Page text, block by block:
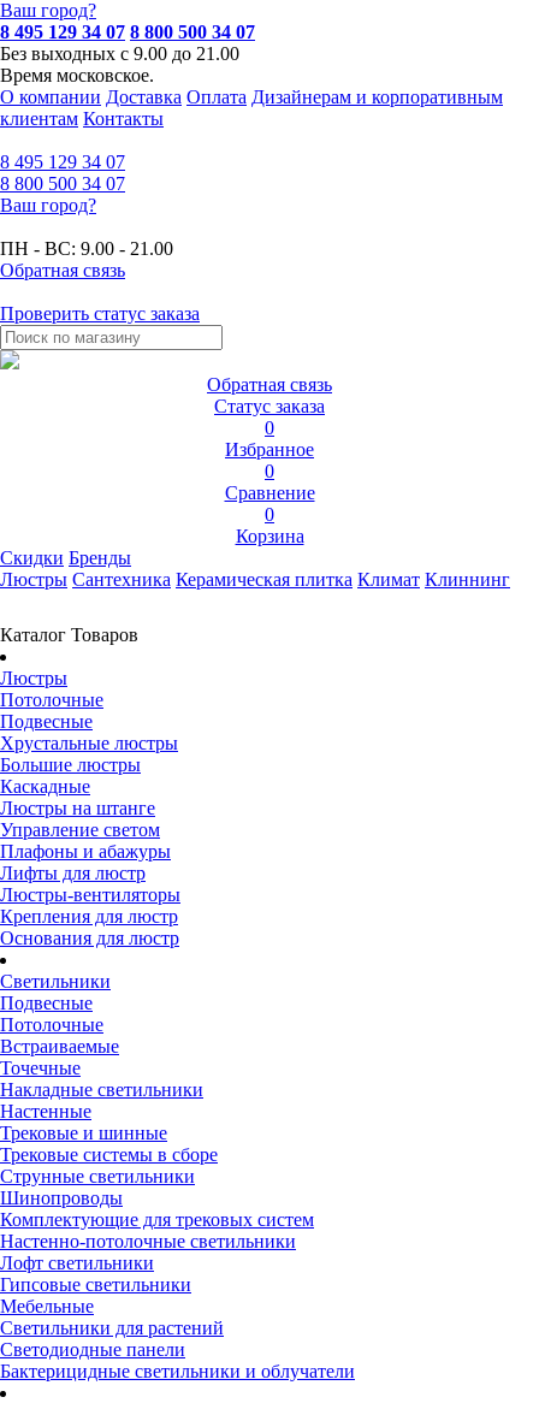
Ваш город?
8 495 129 34 07 8 800 500 34 07
Без выходных с 9.00 до 21.00
Время московское.
О компании Доставка Оплата Дизайнерам и корпоративным
клиентам Контакты
8 495 129 34 07
8 800 500 34 07
Ваш город?
ПН - ВС: 9.00 - 21.00
Обратная связь
Проверить статус заказа
Обратная связь
Статус заказа
0
Избранное
0
Сравнение
0
Корзина
Скидки Бренды
Люстры Сантехника Керамическая плитка Климат Клиннинг
Каталог Товаров
Люстры
Потолочные
Подвесные
Хрустальные люстры
Большие люстры
Каскадные
Люстры на штанге
Управление светом
Плафоны и абажуры
Лифты для люстр
Люстры-вентиляторы
Крепления для люстр
Основания для люстр
Светильники
Подвесные
Потолочные
Встраиваемые
Точечные
Накладные светильники
Настенные
Трековые и шинные
Трековые системы в сборе
Струнные светильники
Шинопроводы
Комплектующие для трековых систем
Настенно-потолочные светильники
Лофт светильники
Гипсовые светильники
Мебельные
Светильники для растений
Светодиодные панели
Бактерицидные светильники и облучатели